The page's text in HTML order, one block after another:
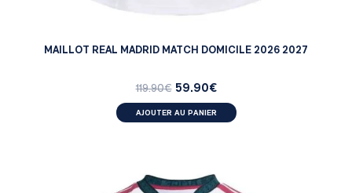
MAILLOT REAL MADRID MATCH DOMICILE 2026 2027
119.90€ 59.90€
AJOUTER AU PANIER